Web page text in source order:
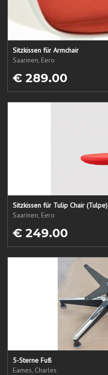
Sitzkissen für Armchair
Saarinen, Eero
€ 289.00
Sitzkissen für Tulip Chair (Tulpe)
Saarinen, Eero
€ 249.00
5-Sterne Fuß
Eames, Charles